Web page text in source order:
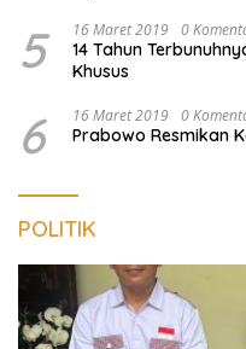
5 16 Maret 2019 0
14 Tahun
Khusus
6 16 Maret 2019 0
Prabowo Resmikan
POLITIK